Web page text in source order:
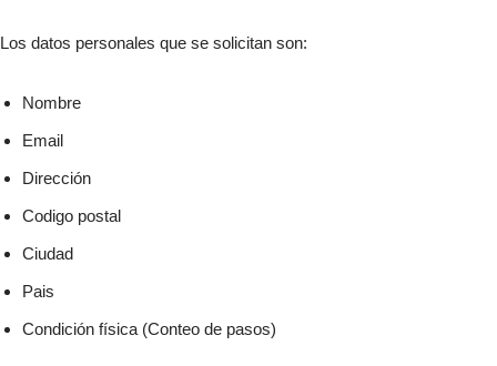
Los datos personales que se solicitan son:
Nombre
Email
Dirección
Codigo postal
Ciudad
Pais
Condición física (Conteo de pasos)